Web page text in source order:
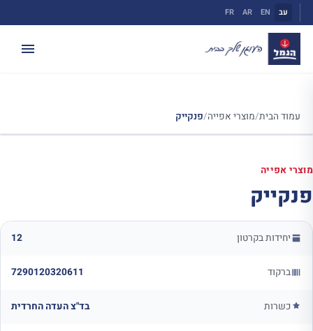
לתוכן
עב EN
AR
FR
עמוד הבית/מוצרי אפייה/פנקייק
מוצרי אפייה
פנקייק
יחידות בקרטון 12
ברקוד 7290120320611
כשרות בד"צ העדה החרדית